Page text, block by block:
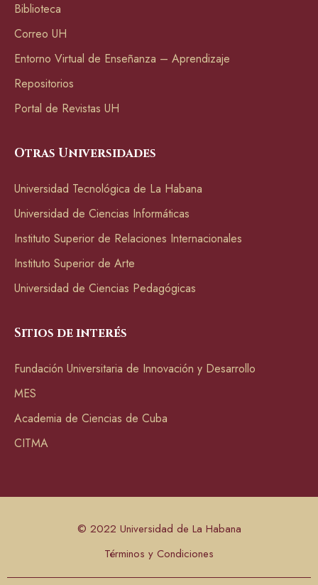
Biblioteca
Correo UH
Entorno Virtual de Enseñanza – Aprendizaje
Repositorios
Portal de Revistas UH
Otras Universidades
Universidad Tecnológica de La Habana
Universidad de Ciencias Informáticas
Instituto Superior de Relaciones Internacionales
Instituto Superior de Arte
Universidad de Ciencias Pedagógicas
Sitios de interés
Fundación Universitaria de Innovación y Desarrollo
MES
Academia de Ciencias de Cuba
CITMA
© 2022 Universidad de La Habana
Términos y Condiciones